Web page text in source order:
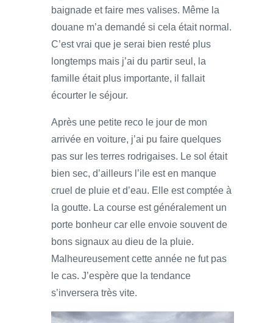
baignade et faire mes valises. Même la
douane m’a demandé si cela était normal.
C’est vrai que je serai bien resté plus
longtemps mais j’ai du partir seul, la
famille était plus importante, il fallait
écourter le séjour.
Après une petite reco le jour de mon
arrivée en voiture, j’ai pu faire quelques
pas sur les terres rodrigaises. Le sol était
bien sec, d’ailleurs l’ile est en manque
cruel de pluie et d’eau. Elle est comptée à
la goutte. La course est généralement un
porte bonheur car elle envoie souvent de
bons signaux au dieu de la pluie.
Malheureusement cette année ne fut pas
le cas. J’espère que la tendance
s’inversera très vite.